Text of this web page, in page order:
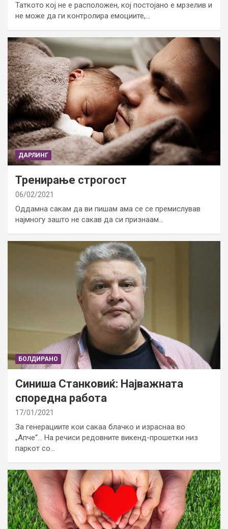
Таткото кој не е расположен, кој постојано е мрзелив и
не може да ги контролира емоциите,…
ДАРЛИНГ
Тренирање строгост
06/02/2021
Оддамна сакам да ви пишам ама се се премислував
најмногу зашто не сакав да си признаам…
БОЛДИРАНО
Синиша Станковиќ: Најважната
споредна работа
17/01/2021
За генерациите кои сакаа блачко и израснаа во
„Апче“… На речиси редовните викенд-прошетки низ
паркот со…